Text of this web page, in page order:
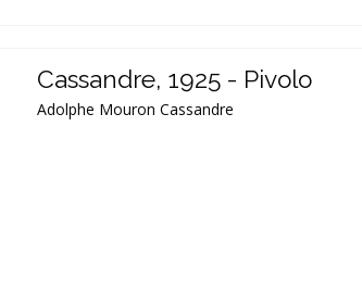
Cassandre, 1925 - Pivolo
Adolphe Mouron Cassandre